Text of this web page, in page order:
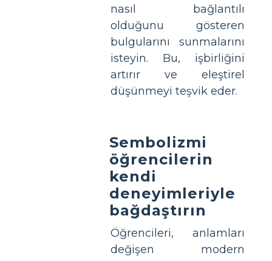
nasıl bağlantılı
olduğunu gösteren
bulgularını sunmalarını
isteyin. Bu, işbirliğini
artırır ve eleştirel
düşünmeyi teşvik eder.
Sembolizmi
öğrencilerin
kendi
deneyimleriyle
bağdaştırın
Öğrencileri, anlamları
değişen modern